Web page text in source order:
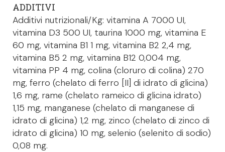
ADDITIVI
Additivi nutrizionali/Kg: vitamina A 7000 UI,
vitamina D3 500 UI, taurina 1000 mg, vitamina E
60 mg, vitamina B1 1 mg, vitamina B2 2,4 mg,
vitamina B5 2 mg, vitamina B12 0,004 mg,
vitamina PP 4 mg, colina (cloruro di colina) 270
mg, ferro (chelato di ferro [II] di idrato di glicina)
1,6 mg, rame (chelato rameico di glicina idrato)
1,15 mg, manganese (chelato di manganese di
idrato di glicina) 1,2 mg, zinco (chelato di zinco di
idrato di glicina) 10 mg, selenio (selenito di sodio)
0,08 mg.